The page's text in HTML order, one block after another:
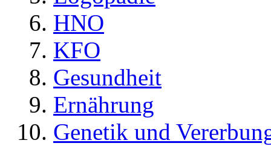
HNO
KFO
Gesundheit
Ernährung
Genetik und